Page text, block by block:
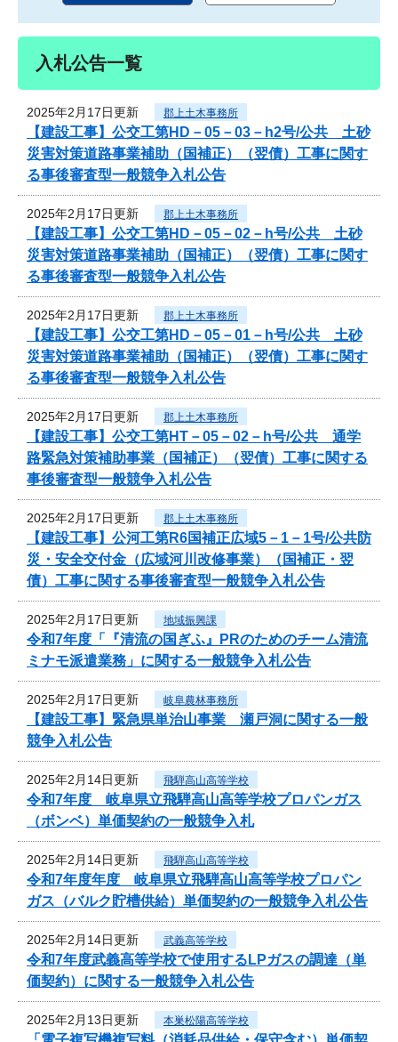
入札公告一覧
2025年2月17日更新 郡上土木事務所
【建設工事】公交工第HD－05－03－h2号/公共 土砂
災害対策道路事業補助（国補正）（翌債）工事に関す
る事後審査型一般競争入札公告
2025年2月17日更新 郡上土木事務所
【建設工事】公交工第HD－05－02－h号/公共 土砂
災害対策道路事業補助（国補正）（翌債）工事に関す
る事後審査型一般競争入札公告
2025年2月17日更新 郡上土木事務所
【建設工事】公交工第HD－05－01－h号/公共 土砂
災害対策道路事業補助（国補正）（翌債）工事に関す
る事後審査型一般競争入札公告
2025年2月17日更新 郡上土木事務所
【建設工事】公交工第HT－05－02－h号/公共 通学
路緊急対策補助事業（国補正）（翌債）工事に関する
事後審査型一般競争入札公告
2025年2月17日更新 郡上土木事務所
【建設工事】公河工第R6国補正広域5－1－1号/公共防
災・安全交付金（広域河川改修事業）（国補正・翌
債）工事に関する事後審査型一般競争入札公告
2025年2月17日更新 地域振興課
令和7年度「『清流の国ぎふ』PRのためのチーム清流
ミナモ派遣業務」に関する一般競争入札公告
2025年2月17日更新 岐阜農林事務所
【建設工事】緊急県単治山事業 瀬戸洞に関する一般
競争入札公告
2025年2月14日更新 飛騨高山高等学校
令和7年度 岐阜県立飛騨高山高等学校プロパンガス
（ボンベ）単価契約の一般競争入札
2025年2月14日更新 飛騨高山高等学校
令和7年度年度 岐阜県立飛騨高山高等学校プロパン
ガス（バルク貯槽供給）単価契約の一般競争入札公告
2025年2月14日更新 武義高等学校
令和7年度武義高等学校で使用するLPガスの調達（単
価契約）に関する一般競争入札公告
2025年2月13日更新 本巣松陽高等学校